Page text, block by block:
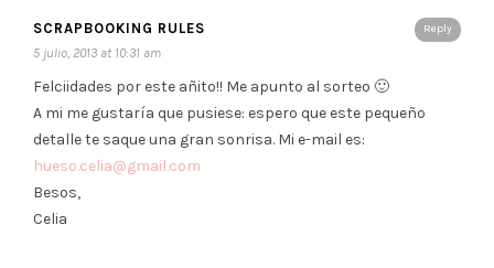
Reply
SCRAPBOOKING RULES
5 julio, 2013 at 10:31 am
Felciidades por este añito!! Me apunto al sorteo 🙂
A mi me gustaría que pusiese: espero que este pequeño
detalle te saque una gran sonrisa. Mi e-mail es:
hueso.celia@gmail.com
Besos,
Celia